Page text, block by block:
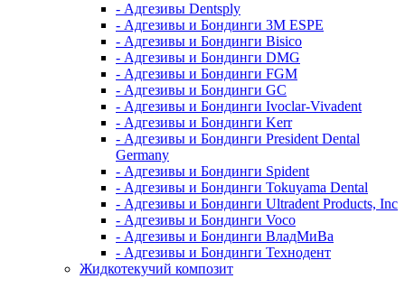
- Адгезивы Dentsply
- Адгезивы и Бондинги 3M ESPE
- Адгезивы и Бондинги Bisico
- Адгезивы и Бондинги DMG
- Адгезивы и Бондинги FGM
- Адгезивы и Бондинги GC
- Адгезивы и Бондинги Ivoclar-Vivadent
- Адгезивы и Бондинги Kerr
- Адгезивы и Бондинги President Dental
Germany
- Адгезивы и Бондинги Spident
- Адгезивы и Бондинги Tokuyama Dental
- Адгезивы и Бондинги Ultradent Products, Inc
- Адгезивы и Бондинги Voco
- Адгезивы и Бондинги ВладМиВа
- Адгезивы и Бондинги Технодент
Жидкотекучий композит